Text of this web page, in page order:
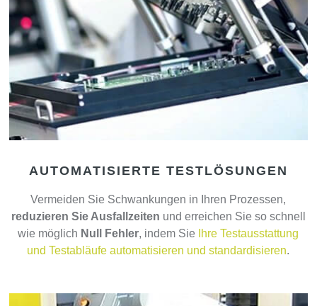
AUTOMATISIERTE TESTLÖSUNGEN
Vermeiden Sie Schwankungen in Ihren Prozessen,
reduzieren Sie Ausfallzeiten und erreichen Sie so schnell
wie möglich Null Fehler, indem Sie
Ihre Testausstattung
und Testabläufe automatisieren und standardisieren.